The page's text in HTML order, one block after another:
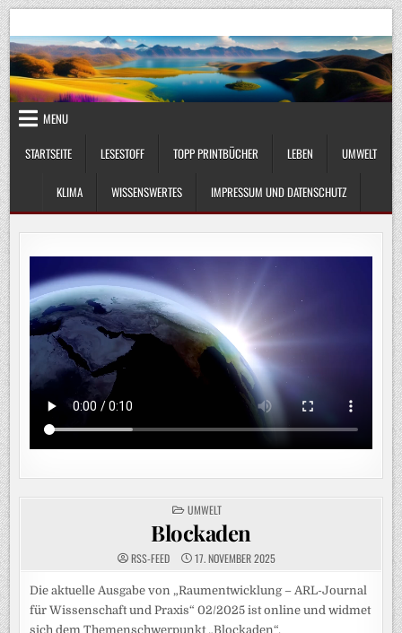
Skip
to
content
UmweltKlima.com
MENU
STARTSEITE
LESESTOFF TOPP PRINTBÜCHER LEBEN UMWELT
KLIMA WISSENSWERTES IMPRESSUM UND DATENSCHUTZ
POSTED
IN
UMWELT
Blockaden
RSS-FEED 17. NOVEMBER 2025
Die aktuelle Ausgabe von „Raumentwicklung – ARL-Journal
für Wissenschaft und Praxis“ 02/2025 ist online und widmet
sich dem Themenschwerpunkt „Blockaden“.